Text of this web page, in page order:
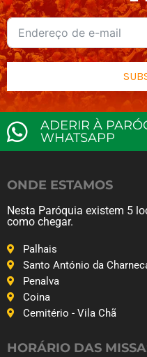
ADERIR À
WHATSAPP
ONDE ESTAMOS
Nesta Paróquia existem 5
como chegar.
Palhais
Santo António da
Penalva
Coina
Cemitério - Vila Chã
HORÁRIO DAS